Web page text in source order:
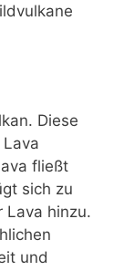
Diese
fließt
sich zu
Lava hinzu.
und